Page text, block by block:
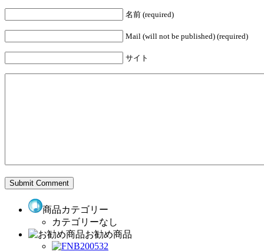
名前 (required)
Mail (will not be published) (required)
サイト
商品カテゴリー
カテゴリーなし
お勧め商品